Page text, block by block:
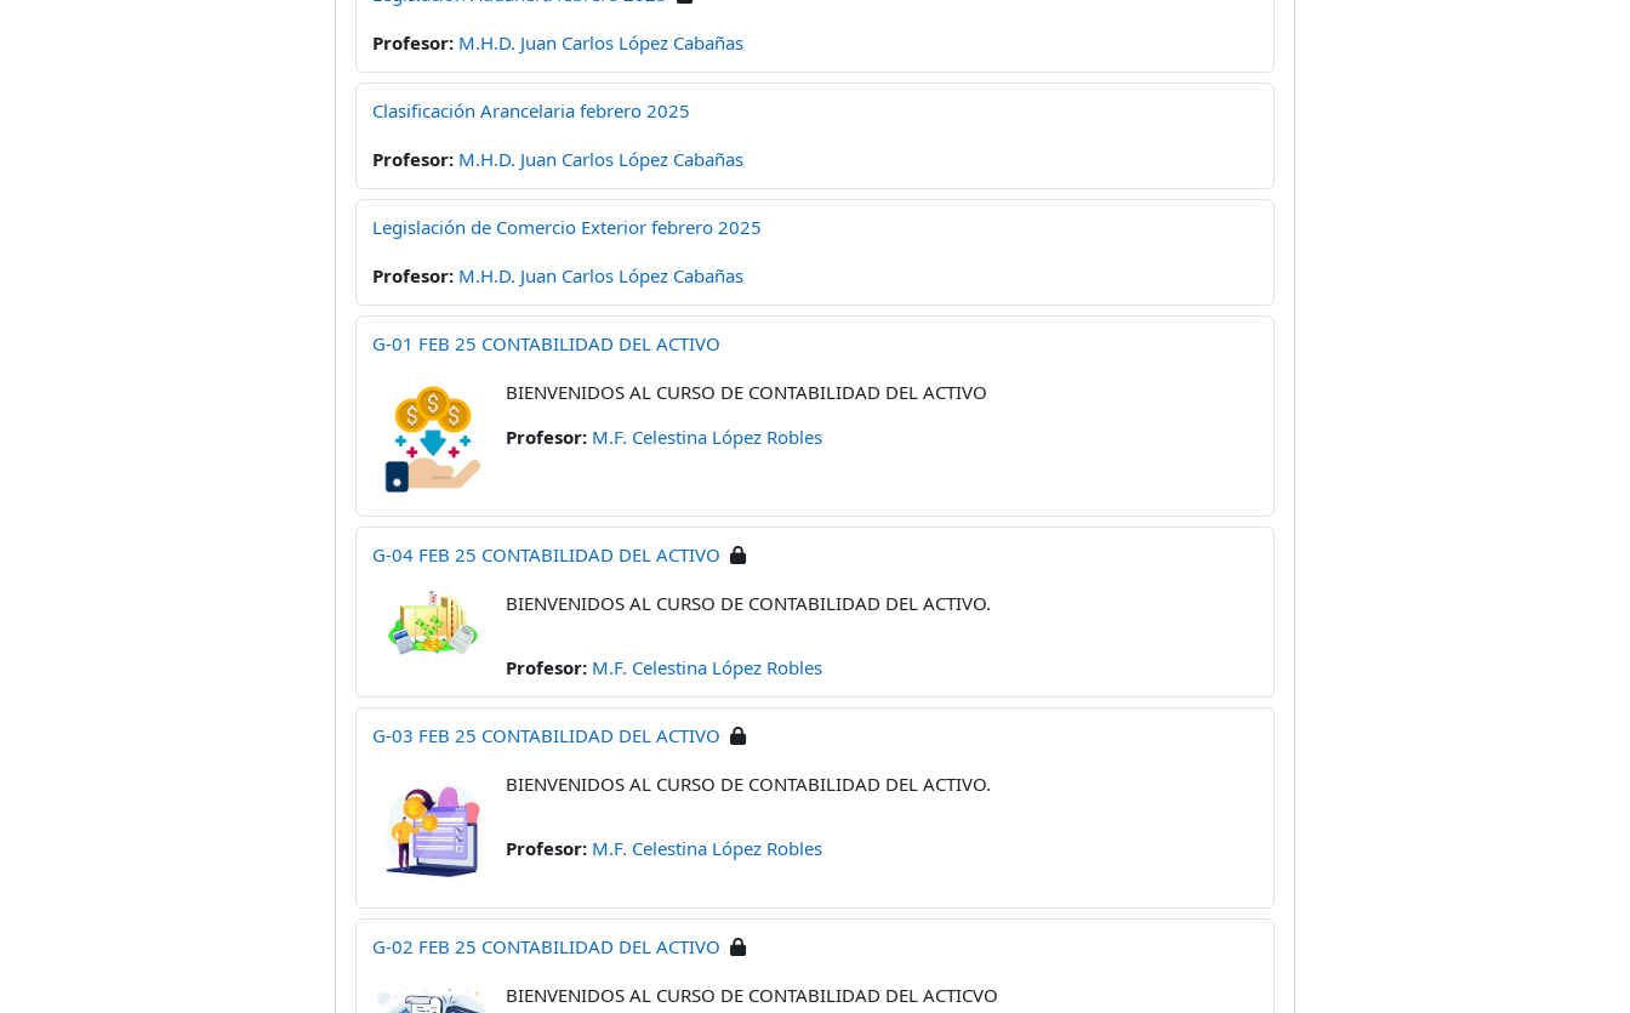
Profesor: M.H.D. Juan Carlos López Cabañas
Clasificación Arancelaria febrero 2025
Profesor: M.H.D. Juan Carlos López Cabañas
Legislación de Comercio Exterior febrero 2025
Profesor: M.H.D. Juan Carlos López Cabañas
G-01 FEB 25 CONTABILIDAD DEL ACTIVO
BIENVENIDOS AL CURSO DE CONTABILIDAD DEL ACTIVO
Profesor: M.F. Celestina López Robles
G-04 FEB 25 CONTABILIDAD DEL ACTIVO
BIENVENIDOS AL CURSO DE CONTABILIDAD DEL ACTIVO.
Profesor: M.F. Celestina López Robles
G-03 FEB 25 CONTABILIDAD DEL ACTIVO
BIENVENIDOS AL CURSO DE CONTABILIDAD DEL ACTIVO.
Profesor: M.F. Celestina López Robles
G-02 FEB 25 CONTABILIDAD DEL ACTIVO
BIENVENIDOS AL CURSO DE CONTABILIDAD DEL ACTICVO